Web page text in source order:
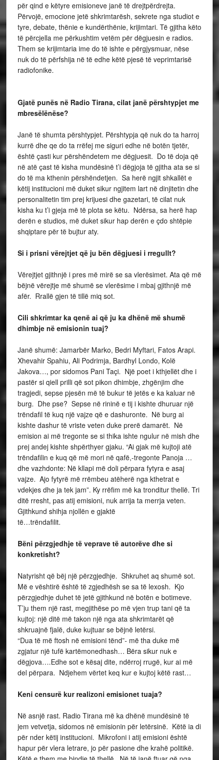
për qind e këtyre emisioneve janë të drejtpërdrejta.
Përvojë, emocione jetë shkrimtarësh, sekrete nga studiot e
tyre, debate, thënie e kundërthënie, krijimtari. Të gjitha këto
të përcjella me përkushtim vetëm për dëgjuesin e radios.
Them se krijimtaria ime do të ishte e përgjysmuar, nëse
nuk do të përfshija në të edhe këtë pjesë të veprimtarisë
radiofonike.
Gjatë punës në Radio Tirana, cilat janë përshtypjet me
mbresëlënëse?
Janë të shumta përshtypjet. Përshtypja që nuk do ta harroj
kurrë dhe qe do ta rrëfej me siguri edhe në botën tjetër,
është çasti kur përshëndetem me dëgjuesit. Do të doja që
në atë çast të kisha mundësinë t’i dëgjoja të gjitha ata se si
do të ma kthenin përshëndetjen. Sa herë ngjit shkallët e
këtij institucioni më duket sikur ngjitem lart në dinjitetin dhe
personalitetin tim prej krijuesi dhe gazetari, të cilat nuk
kisha ku t’i gjeja më të plota se këtu. Ndërsa, sa herë hap
derën e studios, më duket sikur hap derën e çdo shtëpie
shqiptare për të bujtur aty.
Si i prisni vërejtjet që ju bën dëgjuesi i rregullt?
Vërejtjet gjithnjë i pres më mirë se sa vlerësimet. Ata që më
bëjnë vërejtje më shumë se vlerësime i mbaj gjithnjë më
afër. Rrallë gjen të tillë miq sot.
Cili shkrimtar ka qenë ai që ju ka dhënë më shumë
dhimbje në emisionin tuaj?
Janë shumë: Jamarbër Marko, Bedri Myftari, Fatos Arapi.
Xhevahir Spahiu, Ali Podrimja, Bardhyl Londo, Kolë
Jakova…, por sidomos Pani Taçi. Një poet i kthjellët dhe i
pastër si qiell prilli që sot pikon dhimbje, zhgënjim dhe
tragjedi, sepse pjesën më të bukur të jetës e ka kaluar në
burg. Dhe pse? Sepse në rininë e tij i kishte dhuruar një
trëndafil të kuq një vajze që e dashuronte. Në burg ai
kishte dashur të vriste veten duke prerë damarët. Në
emision ai më tregonte se si thika ishte ngulur në mish dhe
prej andej kishte shpërthyer gjaku. “Ai gjak më kujtoji atë
trëndafilin e kuq që më mori në qafë,-tregonte Panoja …
dhe vazhdonte: Në kllapi më doli përpara fytyra e asaj
vajze. Ajo fytyrë më rrëmbeu atëherë nga kthetrat e
vdekjes dhe ja tek jam”. Ky rrëfim më ka tronditur thellë. Tri
ditë rresht, pas atij emisioni, nuk arrija ta merrja veten.
Gjithkund shihja njollën e gjaktë
të…trëndafilit.
Bëni përzgjedhje të veprave të autorëve dhe si
konkretisht?
Natyrisht që bëj një përzgjedhje. Shkruhet aq shumë sot.
Më e vështirë është të zgjedhësh se sa të lexosh. Kjo
përzgjedhje duhet të jetë gjithkund në botën e botimeve.
T’ju them një rast, megjithëse po më vjen trup tani që ta
kujtoj: një ditë më takon një nga ata shkrimtarët që
shkruajnë fjalë, duke kujtuar se bëjnë letërsi.
“Dua të më ftosh në emisioni tënd”- më tha duke më
zgjatur një tufë kartëmonedhash… Bëra sikur nuk e
dëgjova….Edhe sot e kësaj dite, ndërroj rrugë, kur ai më
del përpara. Ndjehem vërtet keq kur e kujtoj këtë rast…
Keni censurë kur realizoni emisionet tuaja?
Në asnjë rast. Radio Tirana më ka dhënë mundësinë të
jem vetvetja, sidomos në emisionin për letërsinë. Këtë ia di
për nder këtij institucioni. Mikrofoni i atij emisioni është
hapur për vlera letrare, jo për pasione dhe krahë politikë.